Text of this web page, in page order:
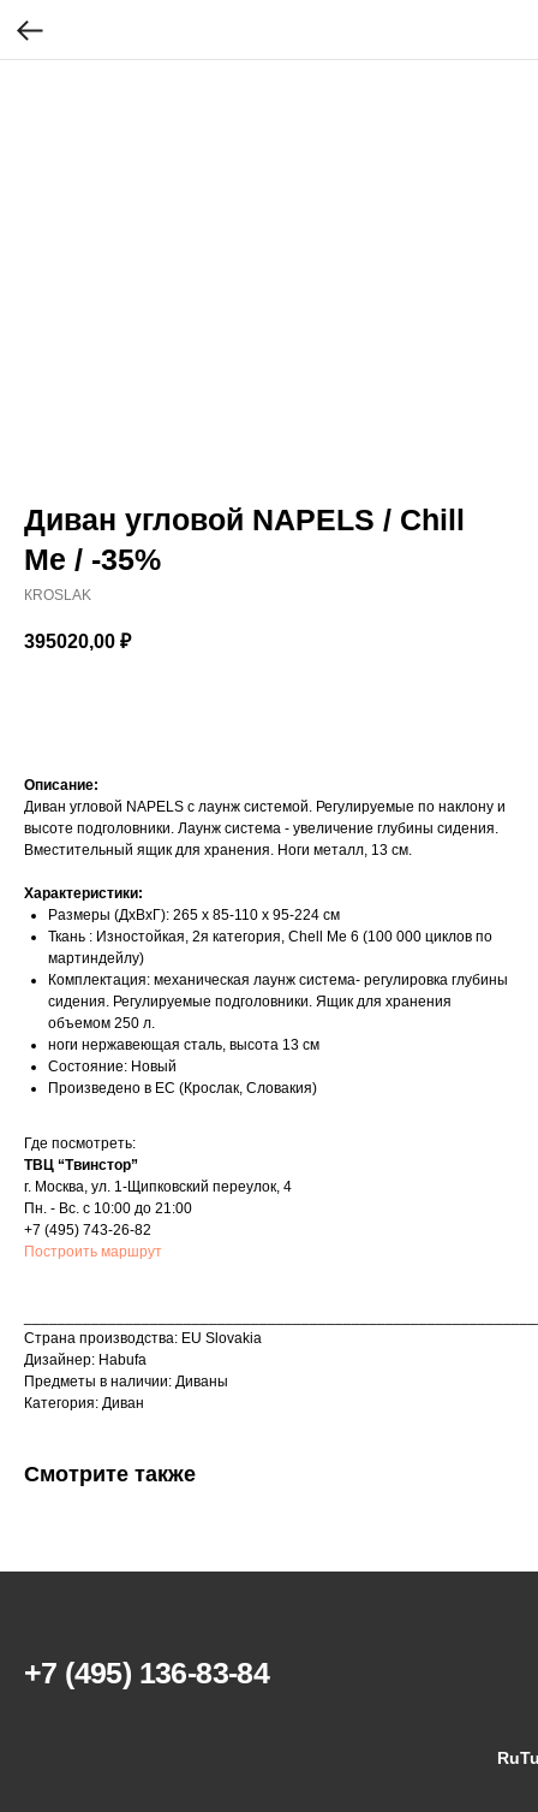
Диван угловой NAPELS / Сhill
Me / -35%
КROSLAK
395020,00 ₽
Описание:
Диван угловой NAPELS с лаунж системой. Регулируемые по наклону и
высоте подголовники. Лаунж система - увеличение глубины сидения.
Вместительный ящик для хранения. Ноги металл, 13 см.
Характеристики:
Размеры (ДхВхГ): 265 х 85-110 х 95-224 см
Ткань : Изностойкая, 2я категория, Chell Me 6 (100 000 циклов по
мартиндейлу)
Комплектация: механическая лаунж система- регулировка глубины
сидения. Регулируемые подголовники. Ящик для хранения
объемом 250 л.
ноги нержавеющая сталь, высота 13 см
Состояние: Новый
Произведено в ЕС (Крослак, Словакия)
Где посмотреть:
ТВЦ “Твинстор”
г. Москва, ул. 1-Щипковский переулок, 4
Пн. - Вс. с 10:00 до 21:00
+7 (495) 743-26-82
Построить маршрут
Страна производcтва: EU Slovakia
Дизайнер: Habufa
Предметы в наличии: Диваны
Категория: Диван
Смотрите также
+7 (495) 136-83-84